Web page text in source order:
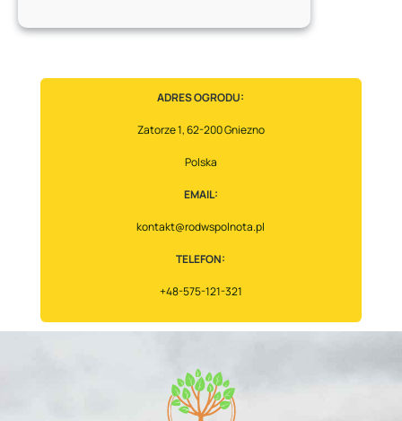
Ogrodu
Jesień:
ADRES OGRODU:
Zatorze 1, 62-200 Gniezno
Polska
EMAIL:
kontakt@rodwspolnota.pl
TELEFON:
+48-575-121-321